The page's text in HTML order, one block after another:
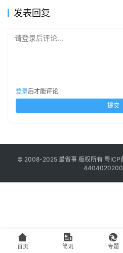
博
主
地
摊
客
发表回复
请登录后评论...
登录后才能评论
提交
© 2008-2025 最省事 版权所有 粤ICP
首页 简讯 专题